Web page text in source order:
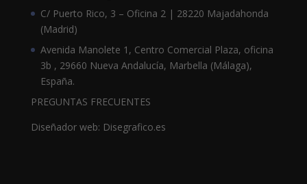
C/ Puerto Rico, 3 – Oficina 2 | 28220 Majadahonda
(Madrid)
Avenida Manolete 1, Centro Comercial Plaza, oficina
3b , 29660 Nueva Andalucía, Marbella (Málaga),
España.
PREGUNTAS FRECUENTES
Diseñador web: Disegrafico.es